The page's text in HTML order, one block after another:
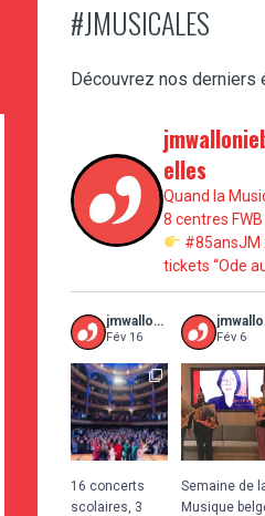
#JMUSICALES
Découvrez nos derniers
elles
Quand la
8 centres
#85ansJM
tickets “Ode
jmwalloniebruxelles
Fév 16
16 concerts
scolaires, 3
Fév 6
Semaine de
Musique